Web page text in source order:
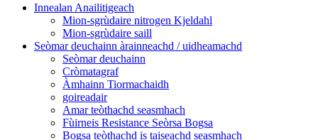
Innealan Anailitigeach
Mion-sgrùdaire nitrogen Kjeldahl
Mion-sgrùdaire saill
Seòmar deuchainn àrainneachd / uidheamachd
Seòmar deuchainn
Cròmatagraf
Àmhainn Tiormachaidh
goireadair
Amar teòthachd seasmhach
Fùirneis Resistance Seòrsa Bogsa
Bogsa teòthachd is taiseachd seasmhach